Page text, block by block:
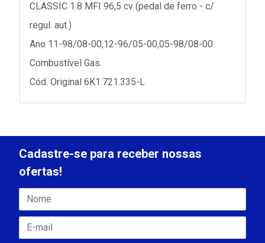
CLASSIC 1.8 MFI 96,5 cv (pedal de ferro - c/
regul. aut.)
Ano 11-98/08-00,12-96/05-00,05-98/08-00
Combustível Gas.
Cód. Original 6K1.721.335-L
Cadastre-se para receber nossas
ofertas!